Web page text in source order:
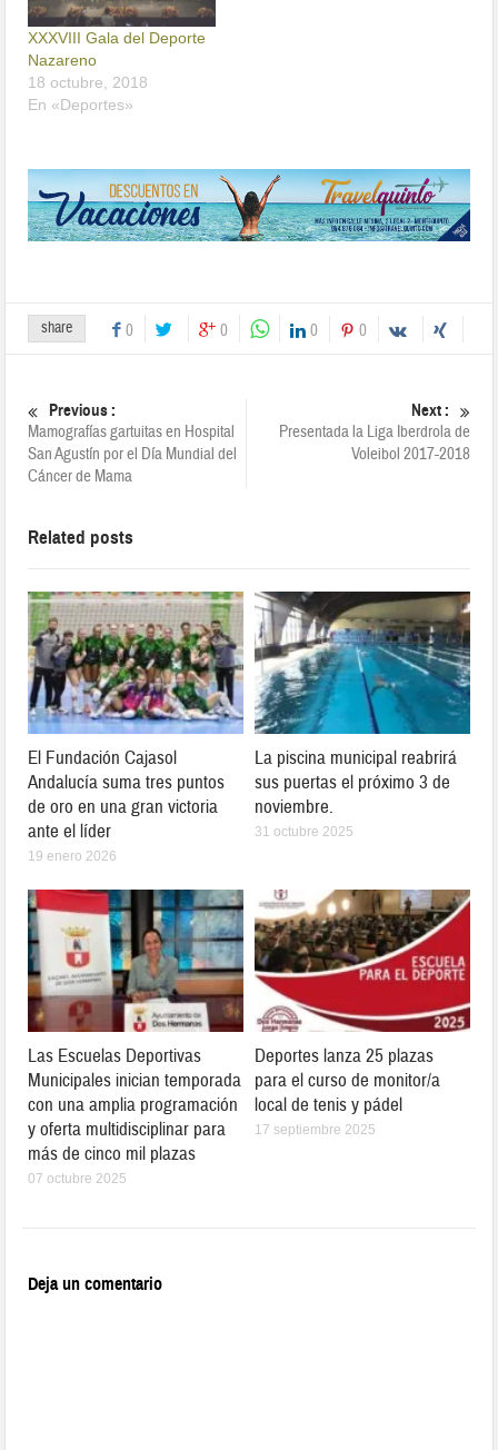
XXXVIII Gala del Deporte
Nazareno
18 octubre, 2018
En «Deportes»
share 0 0 0 0
Previous :
Mamografías gartuitas en Hospital
San Agustín por el Día Mundial del
Cáncer de Mama
Next :
Presentada la Liga Iberdrola de
Voleibol 2017-2018
Related posts
El Fundación Cajasol
Andalucía suma tres puntos
de oro en una gran victoria
ante el líder
19 enero 2026
La piscina municipal reabrirá
sus puertas el próximo 3 de
noviembre.
31 octubre 2025
Las Escuelas Deportivas
Municipales inician temporada
con una amplia programación
y oferta multidisciplinar para
más de cinco mil plazas
07 octubre 2025
Deportes lanza 25 plazas
para el curso de monitor/a
local de tenis y pádel
17 septiembre 2025
Deja un comentario